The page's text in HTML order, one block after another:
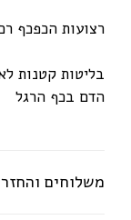
רצועות הכפכף
בליטות קטנות
הדם בכף הרגל
משלוחים